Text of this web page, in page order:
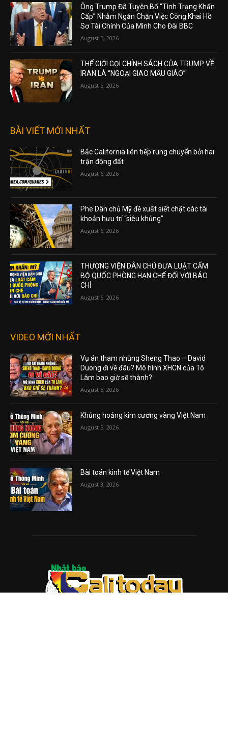
Ông Trump Đã Tuyên Bố “Tình Trạng Khẩn
Cấp” Nhằm Ngăn Chặn Việc Công Khai Hồ
Sơ Tài Chính Của Mình Cho Đài BBC
August 5, 2026
THẾ GIỚI GỌI CHÍNH SÁCH CỦA TRUMP VỀ
IRAN LÀ “NGOẠI GIAO MẪU GIÁO”
August 5, 2026
BÀI VIẾT MỚI NHẤT
Bắc California liên tiếp rung chuyển bởi hai
trận động đất
August 6, 2026
Phe Dân chủ Mỹ đề xuất siết chặt các tài
khoản hưu trí “siêu khủng”
August 6, 2026
THƯỢNG VIỆN DÂN CHỦ ĐƯA LUẬT CẤM
BỘ QUỐC PHÒNG HẠN CHẾ ĐỐI VỚI BÁO
CHÍ
August 6, 2026
VIDEO MỚI NHẤT
Vụ án tham nhũng Sheng Thao – David
Duong đi về đâu? Mô hình XHCN của Tô
Lâm bao giờ sẽ thành?
August 5, 2026
Khủng hoảng kim cương vàng Việt Nam
August 5, 2026
Bài toán kinh tế Việt Nam
August 3, 2026